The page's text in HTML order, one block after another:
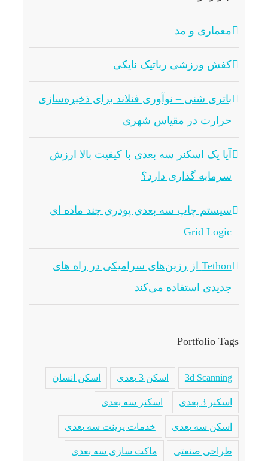
معماری و مد
کفش ورزشی رباتیک نایکی
باتری شنی – نوآوری فنلاند برای ذخیره‌سازی
حرارت در مقیاس شهری
آیا یک اسکنر سه بعدی با کیفیت بالا ارزش
سرمایه گذاری دارد؟
سیستم چاپ سه بعدی پودری چند ماده ای
Grid Logic
Tethon از رزین‌های سرامیکی در راه های
جدیدی استفاده می‌کند
Portfolio Tags
3d Scanning اسکن 3 بعدی اسکن انسان
اسکنر 3 بعدی اسکنر سه بعدی
اسکن سه بعدی خدمات پرینت سه بعدی
طراحی صنعتی ماکت سازی سه بعدی